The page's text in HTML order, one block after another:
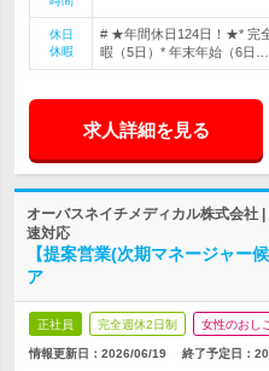
休日
休暇
# ★年間休日124日！★* 完
暇（5日）* 年末年始（6日…
求人詳細を見る
オーバスネイチメディカル株式会社
速対応
【提案営業(次期マネージャー
ア
正社員 完全週休2日制 女性のおし
情報更新日：2026/06/19 終了予定日：